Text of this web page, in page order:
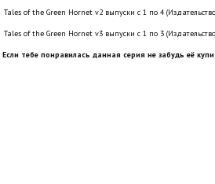
Tales of the Green Hornet v2 выпуски с 1 по 4
Tales of the Green Hornet v3 выпуски с 1 по 3
Если тебе понравилась данная серия не забудь её